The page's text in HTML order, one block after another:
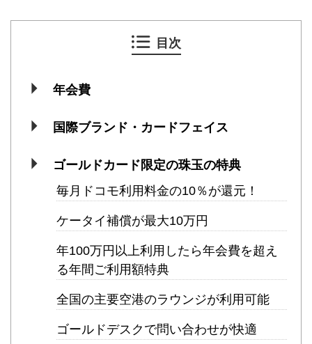
目次
年会費
国際ブランド・カードフェイス
ゴールドカード限定の珠玉の特典
毎月ドコモ利用料金の10％が還元！
ケータイ補償が最大10万円
年100万円以上利用したら年会費を超え
る年間ご利用額特典
全国の主要空港のラウンジが利用可能
ゴールドデスクで問い合わせが快適